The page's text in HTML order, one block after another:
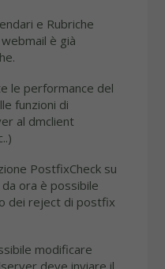
e Rubriche
è già
le performance del
funzioni di
al dmclient
PostfixCheck su
ora è possibile
dei reject di postfix
modificare